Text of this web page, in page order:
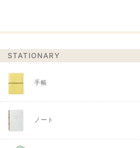
STATIONARY
手帳
ノート